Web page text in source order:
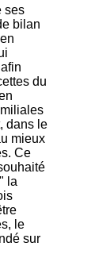
ses
bilan
du
dans le
mieux
Ce
la
le
sur